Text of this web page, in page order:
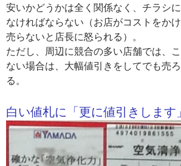
安いかどうかは全く関係なく、チラシ
なければならない（お店がコストをかけ
売らないと店長に怒られる）。
ただし、周辺に競合の多い店舗では、
ない場合は、大幅値引きをしてでも売
る。
白い値札に「更に値引きします」